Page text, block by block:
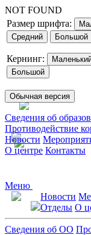
NOT FOUND
Размер шрифта:
Средний
Большой
Кернинг:
Большой
Обычная версия
Сведения об
Противодействие
Новости
О центре Контакты
Меню
Новости
Отделы О
Сведения об ОО